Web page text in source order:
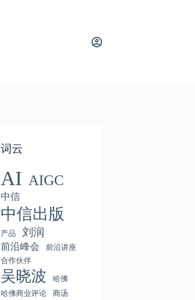
词云
AI AIGC
中信
中信出版
产品 刘润
前沿峰会
前沿讲座
合作伙伴
吴晓波
哈佛
哈佛商业评论
商汤